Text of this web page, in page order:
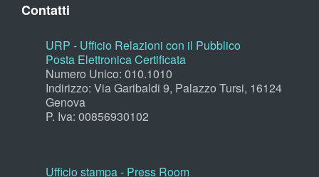
Contatti
URP - Ufficio Relazioni con il Pubblico
Posta Elettronica Certificata
Numero Unico: 010.1010
Indirizzo: Via Garibaldi 9, Palazzo Tursi, 16124
Genova
P. Iva: 00856930102
Ufficio stampa - Press Room